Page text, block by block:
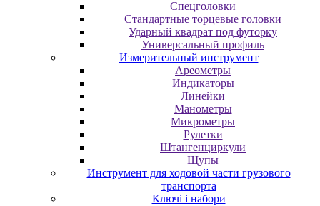
Спецголовки
Стандартные торцевые головки
Ударный квадрат под футорку
Универсальный профиль
Измерительный инструмент
Ареометры
Индикаторы
Линейки
Манометры
Микрометры
Рулетки
Штангенциркули
Щупы
Инструмент для ходовой части грузового
транспорта
Ключі і набори